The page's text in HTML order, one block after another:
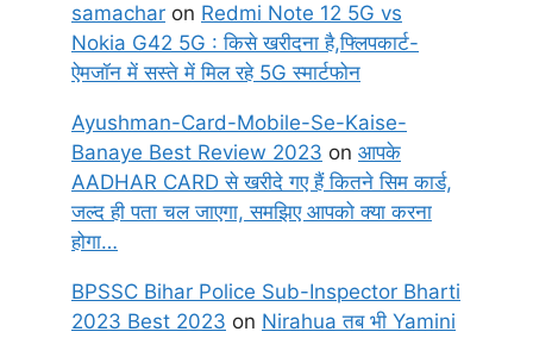
samachar on Redmi Note 12 5G vs
Nokia G42 5G : किसे खरीदना है,फ्लिपकार्ट-
ऐमजॉन में सस्ते में मिल रहे 5G स्मार्टफोन
Ayushman-Card-Mobile-Se-Kaise-
Banaye Best Review 2023 on आपके
AADHAR CARD से खरीदे गए हैं कितने सिम कार्ड,
जल्द ही पता चल जाएगा, समझिए आपको क्या करना
होगा…
BPSSC Bihar Police Sub-Inspector Bharti
2023 Best 2023 on Nirahua तब भी Yamini